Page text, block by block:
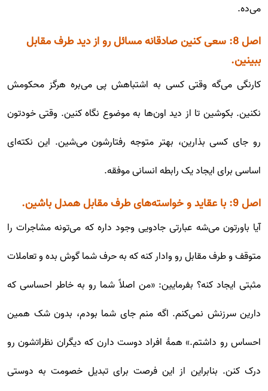
می‌ده.
اصل 8: سعی کنین صادقانه مسائل رو از دید طرف مقابل
ببینین.
کارنگی می‌گه وقتی کسی به اشتباهش پی می‌بره هرگز محکومش
نکنین. بکوشین تا از دید اون‌ها به موضوع نگاه کنین. وقتی خودتون
رو جای کسی بذارین، بهتر متوجه رفتارشون می‌شین. این نکته‌ای
اساسی برای ایجاد یک رابطه انسانی موفقه.
اصل 9: با عقاید و خواسته‌های طرف مقابل همدل باشین.
آیا باورتون می‌شه عبارتی جادویی وجود داره که می‌تونه مشاجرات را
متوقف و طرف مقابل رو وادار کنه که به حرف شما گوش بده و تعاملات
مثبتی ایجاد کنه؟ بفرمایین: «من اصلاً شما رو به خاطر احساسی که
دارین سرزنش نمی‌کنم. اگه منم جای شما بودم، بدون شک همین
احساس رو داشتم.» همۀ افراد دوست دارن که دیگران نظرات‍‌شون رو
درک کنن. بنابراین از این فرصت برای تبدیل خصومت به دوستی